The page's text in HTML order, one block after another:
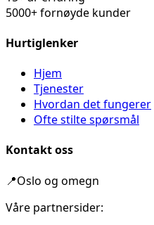
5000+ fornøyde kunder
Hurtiglenker
Hjem
Tjenester
Hvordan det fungerer
Ofte stilte spørsmål
Kontakt oss
📍Oslo og omegn
Våre partnersider: